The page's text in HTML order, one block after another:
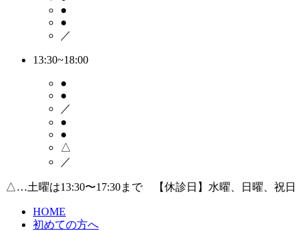
●
●
／
13:30~18:00
●
●
／
●
●
△
／
△…土曜は13:30〜17:30まで 【休診日】水曜、日曜、祝日
HOME
初めての方へ